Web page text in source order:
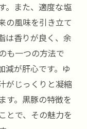
。また、適度な塩
の風味を引き立て
は香りが良く、余
も一つの方法で
減が肝心です。ゆ
がじっくりと凝縮
す。黒豚の特徴を
とで、その魅力を